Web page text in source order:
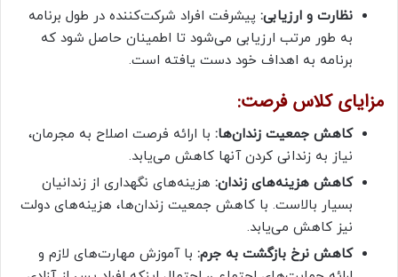
نظارت و ارزیابی: پیشرفت افراد شرکت‌کننده در طول برنامه
به طور مرتب ارزیابی می‌شود تا اطمینان حاصل شود که
برنامه به اهداف خود دست یافته است.
مزایای کلاس فرصت:
کاهش جمعیت زندان‌ها: با ارائه فرصت اصلاح به مجرمان،
نیاز به زندانی کردن آنها کاهش می‌یابد.
کاهش هزینه‌های زندان: هزینه‌های نگهداری از زندانیان
بسیار بالاست. با کاهش جمعیت زندان‌ها، هزینه‌های دولت
نیز کاهش می‌یابد.
کاهش نرخ بازگشت به جرم: با آموزش مهارت‌های لازم و